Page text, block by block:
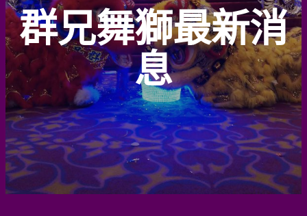
群兄舞獅最新消
息